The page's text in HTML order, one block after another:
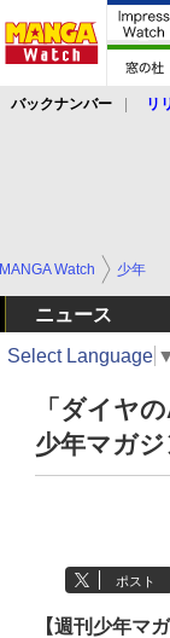
バックナンバー リ
MANGA Watch 少年
ニュース
Select Language
「ダイヤ
少年マガ
ポスト
【週刊少年マ